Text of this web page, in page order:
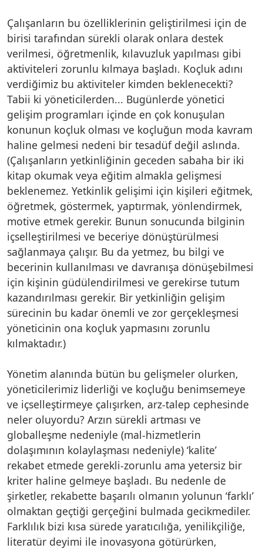
Çalışanların bu özelliklerinin geliştirilmesi için de
birisi tarafından sürekli olarak onlara destek
verilmesi, öğretmenlik, kılavuzluk yapılması gibi
aktiviteleri zorunlu kılmaya başladı. Koçluk adını
verdiğimiz bu aktiviteler kimden beklenecekti?
Tabii ki yöneticilerden... Bugünlerde yönetici
gelişim programları içinde en çok konuşulan
konunun koçluk olması ve koçluğun moda kavram
haline gelmesi nedeni bir tesadüf değil aslında.
(Çalışanların yetkinliğinin geceden sabaha bir iki
kitap okumak veya eğitim almakla gelişmesi
beklenemez. Yetkinlik gelişimi için kişileri eğitmek,
öğretmek, göstermek, yaptırmak, yönlendirmek,
motive etmek gerekir. Bunun sonucunda bilginin
içselleştirilmesi ve beceriye dönüştürülmesi
sağlanmaya çalışır. Bu da yetmez, bu bilgi ve
becerinin kullanılması ve davranışa dönüşebilmesi
için kişinin güdülendirilmesi ve gerekirse tutum
kazandırılması gerekir. Bir yetkinliğin gelişim
sürecinin bu kadar önemli ve zor gerçekleşmesi
yöneticinin ona koçluk yapmasını zorunlu
kılmaktadır.)
Yönetim alanında bütün bu gelişmeler olurken,
yöneticilerimiz liderliği ve koçluğu benimsemeye
ve içselleştirmeye çalışırken, arz-talep cephesinde
neler oluyordu? Arzın sürekli artması ve
globalleşme nedeniyle (mal-hizmetlerin
dolaşımının kolaylaşması nedeniyle) ‘kalite’
rekabet etmede gerekli-zorunlu ama yetersiz bir
kriter haline gelmeye başladı. Bu nedenle de
şirketler, rekabette başarılı olmanın yolunun ‘farklı’
olmaktan geçtiği gerçeğini bulmada gecikmediler.
Farklılık bizi kısa sürede yaratıcılığa, yenilikçiliğe,
literatür deyimi ile inovasyona götürürken,